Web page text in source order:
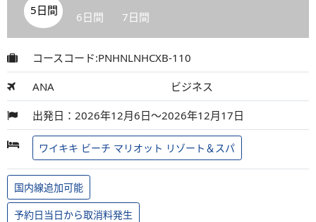
5日間 6日間 7日間
コースコード:PNHNLNHCXB-110
ANA ビジネス
出発日：2026年12月6日～2026年12月17日
ワイキキ ビーチ マリオット リゾート＆スパ
国内線追加可能
予約日当日から取消料発生